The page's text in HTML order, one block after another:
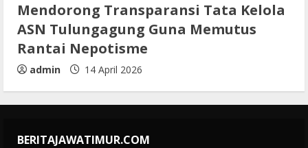
Mendorong Transparansi Tata Kelola
ASN Tulungagung Guna Memutus
Rantai Nepotisme
admin 14 April 2026
BERITAJAWATIMUR.COM